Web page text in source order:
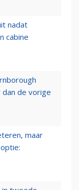
nadat
cabine
de vorige
maar